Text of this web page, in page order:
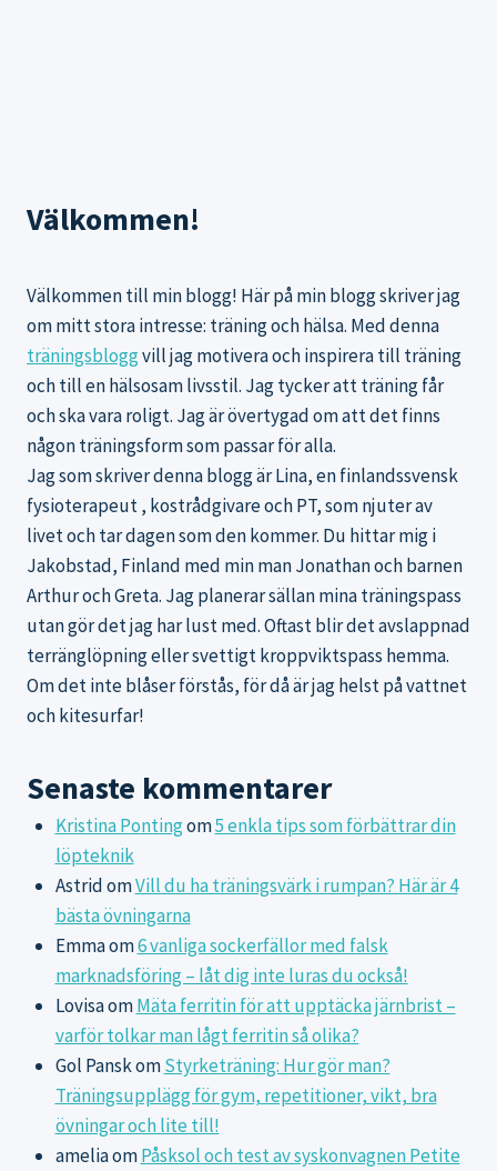
Välkommen!
Välkommen till min blogg! Här på min blogg skriver jag
om mitt stora intresse: träning och hälsa. Med denna
träningsbloggvill jag motivera och inspirera till träning
och till en hälsosam livsstil. Jag tycker att träning får
och ska vara roligt. Jag är övertygad om att det finns
någon träningsform som passar för alla.
Jag som skriver denna blogg är Lina, en finlandssvensk
fysioterapeut , kostrådgivare och PT, som njuter av
livet och tar dagen som den kommer. Du hittar mig i
Jakobstad, Finland med min man Jonathan och barnen
Arthur och Greta. Jag planerar sällan mina träningspass
utan gör det jag har lust med. Oftast blir det avslappnad
terränglöpning eller svettigt kroppviktspass hemma.
Om det inte blåser förstås, för då är jag helst på vattnet
och kitesurfar!
Senaste kommentarer
Kristina Pontingom5 enkla tips som förbättrar din
löpteknik
AstridomVill du ha träningsvärk i rumpan? Här är 4
bästa övningarna
Emmaom6 vanliga sockerfällor med falsk
marknadsföring – låt dig inte luras du också!
LovisaomMäta ferritin för att upptäcka järnbrist –
varför tolkar man lågt ferritin så olika?
Gol PanskomStyrketräning: Hur gör man?
Träningsupplägg för gym, repetitioner, vikt, bra
övningar och lite till!
ameliaomPåsksol och test av syskonvagnen Petite